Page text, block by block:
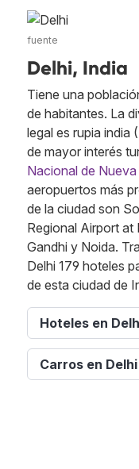
fuente
Delhi, India
Tiene una
de habitantes. La
legal es rupia india
de mayor interés
Nacional de Nueva
aeropuertos más
de la ciudad son
Regional Airport at
Gandhi y Noida.
Delhi 179 hoteles
de esta ciudad de
Hoteles en
Carros en Delhi